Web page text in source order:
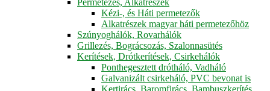
Kézi-, és Háti permetezők
Alkatrészek magyar háti permetezőhöz
Szúnyoghálók, Rovarhálók
Grillezés, Bográcsozás, Szalonnasütés
Kerítések, Drótkerítések, Csirkehálók
Ponthegesztett drótháló, Vadháló
Galvanizált csirkeháló, PVC bevonat is
Kertirács, Baromfirács, Bambuszkerítés